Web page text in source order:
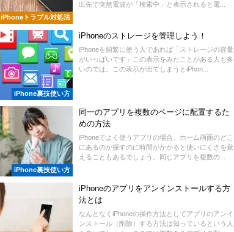
iPhoneトラブル対処法
出先で突然電波が「検索中」と表示されると電...
iPhone裏技使い方
iPhoneのストレージを管理しよう！
iPhoneを頻繁に使う人であれば「ストレージの容量
がいっぱいです」この表示をみたことがある人も多
いのでは。この表示が出てしまうとiPhon...
iPhone裏技使い方
同一のアプリを複数のページに配置するた
めの方法
iPhoneでよく使うアプリの場合、ホーム画面のどこ
にあるのか探すのに時間がかかると使いにくさを覚
えることもあるでしょう。同じアプリを複数の...
iPhoneのアプリをアンインストールする方
法とは
なんとなくiPhoneの操作方法としてアプリのアンイ
ンストール（削除）する方法は知っているという人